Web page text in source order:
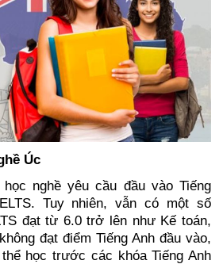
Úc
nghề yêu cầu đầu vào Tiếng
Tuy nhiên, vẫn có một số
đạt từ 6.0 trở lên như Kế toán,
đạt điểm Tiếng Anh đầu vào,
học trước các khóa Tiếng Anh